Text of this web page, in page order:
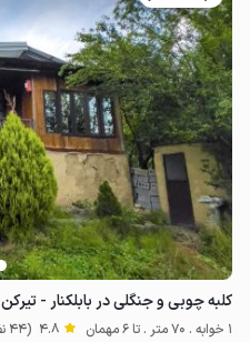
کلبه چوبی و جنگلی در بابلکنار - تیرکن
1 خوابه . 70 متر . تا 6 مهمان 4.8 (44 نظر)